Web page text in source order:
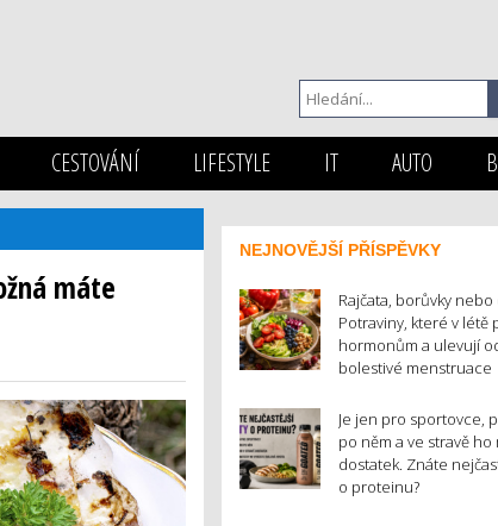
CESTOVÁNÍ LIFESTYLE IT AUTO
máte
NEJNOVĚJŠÍ PŘÍSPĚVKY
Rajčata, borůvky
Potraviny, které v létě
hormonům a ulevují
bolestivé menstruace
Je jen pro sportovce,
po něm a ve stravě ho
dostatek. Znáte
o proteinu?